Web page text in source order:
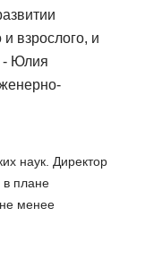
взрослого, и
- Юлия
наук. Директор
в плане
менее